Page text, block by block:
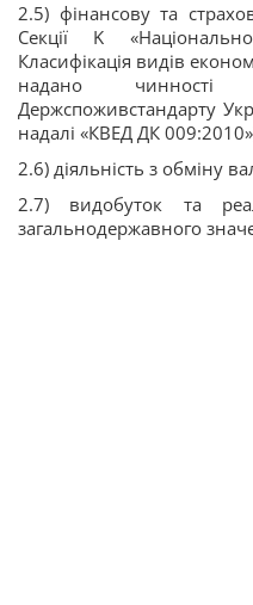
2.5) фінансову та
Секції K
Класифікація видів
надано
Держспоживстандарту
надалі «КВЕД ДК
2.6) діяльність з обміну
2.7) видобуток та
загальнодержавного